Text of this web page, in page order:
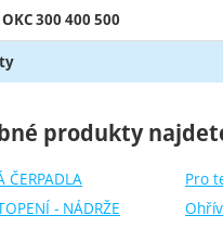
300 400 500
produkty
ČERPADLA
- NÁDRŽE
Pro